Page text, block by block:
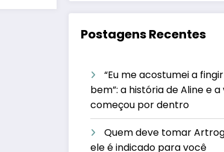
Postagens Recentes
“Eu me acostumei a
bem”: a história de Aline e
começou por dentro
Quem deve tomar
ele é indicado para você